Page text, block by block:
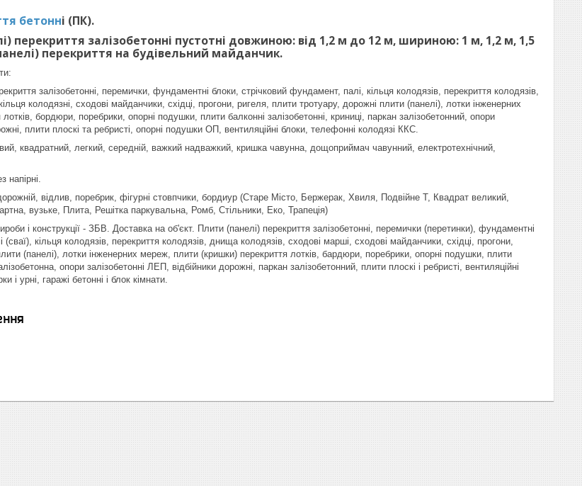
бетонні (ПК).
перекриття залізобетонні пустотні довжиною: від 1,2 м до 12 м, шириною: 1 м, 1,2 м, 1,5
перекриття на будівельний майданчик.
залізобетонні, перемички, фундаментні блоки, стрічковий фундамент, палі, кільця колодязів, перекриття колодязів,
колодязні, сходові майданчики, східці, прогони, ригеля, плити тротуару, дорожні плити (панелі), лотки інженерних
бордюри, поребрики, опорні подушки, плити балконні залізобетонні, криниці, паркан залізобетонний, опори
плити плоскі та ребристі, опорні подушки ОП, вентиляційні блоки, телефонні колодязі ККС.
квадратний, легкий, середній, важкий надважкий, кришка чавунна, дощоприймач чавунний, електротехнічний,
напірні.
відлив, поребрик, фігурні стовпчики, бордиур (Старе Місто, Бержерак, Хвиля, Подвійне Т, Квадрат великий,
вузьке, Плита, Решітка паркувальна, Ромб, Стільники, Еко, Трапеція)
і конструкції - ЗБВ. Доставка на об'єкт. Плити (панелі) перекриття залізобетонні, перемички (перетинки), фундаментні
кільця колодязів, перекриття колодязів, днища колодязів, сходові марші, сходові майданчики, східці, прогони,
(панелі), лотки інженерних мереж, плити (кришки) перекриття лотків, бардюри, поребрики, опорні подушки, плити
опори залізобетонні ЛЕП, відбійники дорожні, паркан залізобетонний, плити плоскі і ребристі, вентиляційні
і урні, гаражі бетонні і блок кімнати.